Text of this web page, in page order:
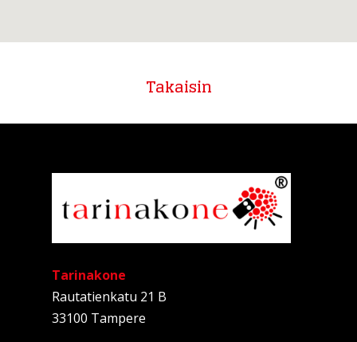
Takaisin
Tarinakone
Rautatienkatu 21 B
33100 Tampere